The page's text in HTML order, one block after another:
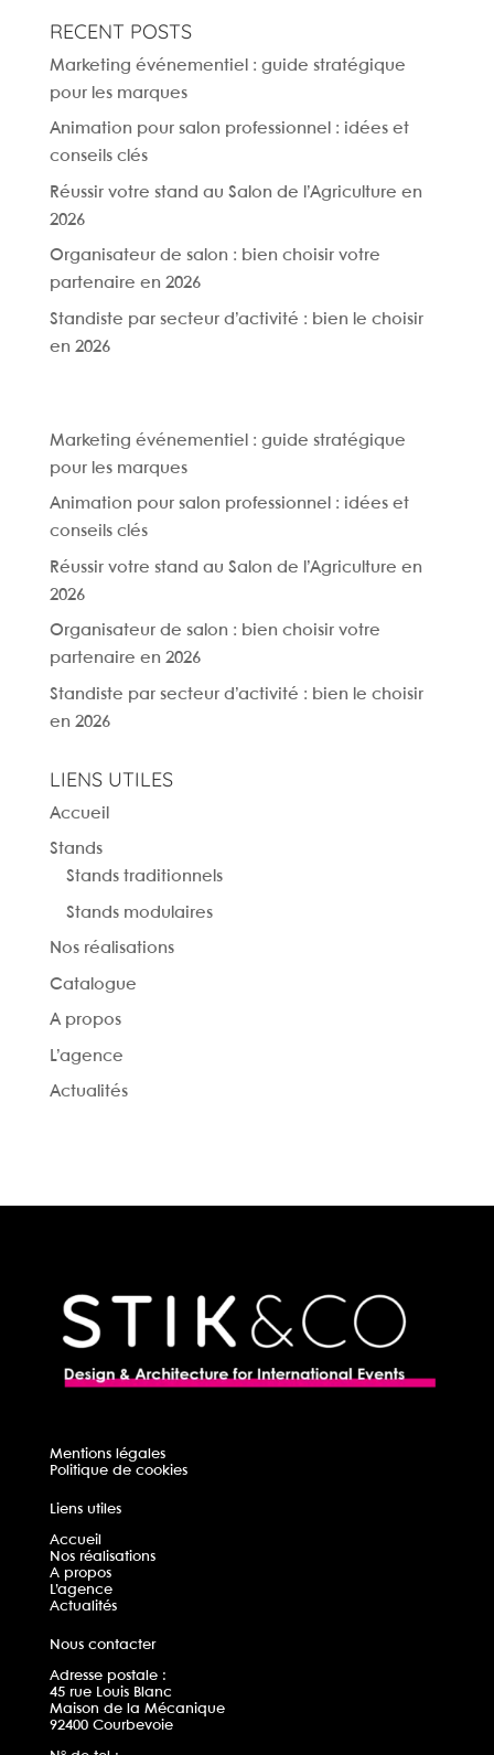
RECENT POSTS
Marketing événementiel : guide stratégique
pour les marques
Animation pour salon professionnel : idées et
conseils clés
Réussir votre stand au Salon de l’Agriculture en
2026
Organisateur de salon : bien choisir votre
partenaire en 2026
Standiste par secteur d’activité : bien le choisir
en 2026
Marketing événementiel : guide stratégique
pour les marques
Animation pour salon professionnel : idées et
conseils clés
Réussir votre stand au Salon de l’Agriculture en
2026
Organisateur de salon : bien choisir votre
partenaire en 2026
Standiste par secteur d’activité : bien le choisir
en 2026
LIENS UTILES
Accueil
Stands
Stands traditionnels
Stands modulaires
Nos réalisations
Catalogue
A propos
L’agence
Actualités
Mentions légales
Politique de cookies
Liens utiles
Accueil
Nos réalisations
A propos
L’agence
Actualités
Nous contacter
Adresse postale :
45 rue Louis Blanc
Maison de la Mécanique
92400 Courbevoie